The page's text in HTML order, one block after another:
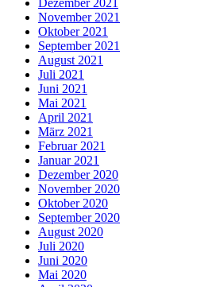
Dezember 2021
November 2021
Oktober 2021
September 2021
August 2021
Juli 2021
Juni 2021
Mai 2021
April 2021
März 2021
Februar 2021
Januar 2021
Dezember 2020
November 2020
Oktober 2020
September 2020
August 2020
Juli 2020
Juni 2020
Mai 2020